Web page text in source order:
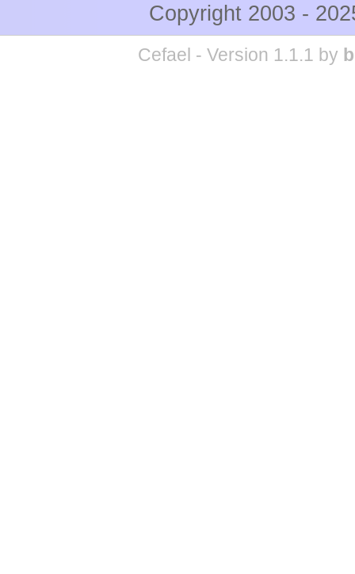
Copyright 2003 -
Cefael - Version 1.1.1 by